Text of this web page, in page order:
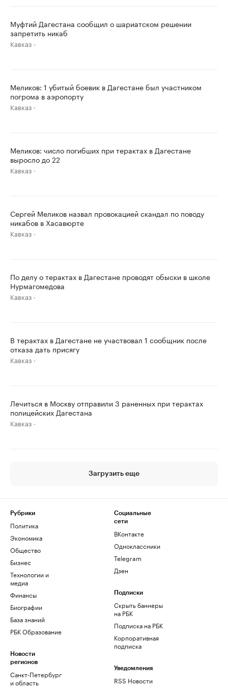
Муфтий Дагестана сообщил о шариатском решении
запретить никаб
Кавказ
Меликов: 1 убитый боевик в Дагестане был участником
погрома в аэропорту
Кавказ
Меликов: число погибших при терактах в Дагестане
выросло до 22
Кавказ
Сергей Меликов назвал провокацией скандал по поводу
никабов в Хасавюрте
Кавказ
По делу о терактах в Дагестане проводят обыски в школе
Нурмагомедова
Кавказ
В терактах в Дагестане не участвовал 1 сообщник после
отказа дать присягу
Кавказ
Лечиться в Москву отправили 3 раненных при терактах
полицейских Дагестана
Кавказ
Загрузить еще
Рубрики
Политика
Экономика
Общество
Бизнес
Технологии и
медиа
Финансы
Биографии
База знаний
РБК Образование
Новости
регионов
Санкт-Петербург
и область
Социальные
сети
ВКонтакте
Одноклассники
Telegram
Дзен
Подписки
Скрыть баннеры
на РБК
Подписка на РБК
Корпоративная
подписка
Уведомления
RSS Новости